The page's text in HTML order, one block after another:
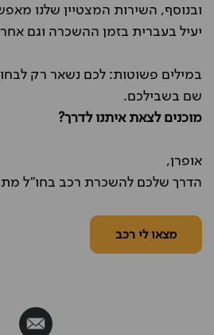
ובנוסף, השירות המצטיין שלנו
יעיל בעברית בזמן ההשכרה וגם
במילים פשוטות: לכם נשאר רק
שם בשבילכם.
מוכנים לצאת איתנו לדרך?
אופרן,
הדרך שלכם להשכרת רכב בחו"ל
מצאו לי רכב